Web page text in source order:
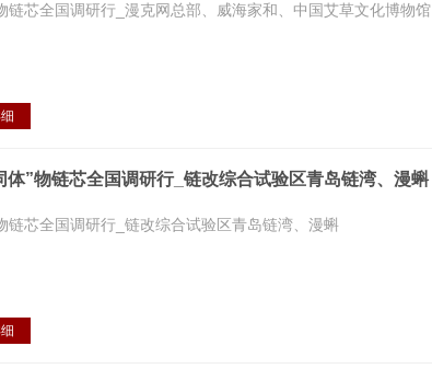
链芯全国调研行_漫克网总部、威海家和、中国艾草文化博物馆
”物链芯全国调研行_链改综合试验区青岛链湾、漫蝌
链芯全国调研行_链改综合试验区青岛链湾、漫蝌